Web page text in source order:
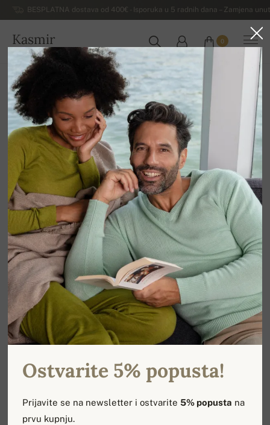
BESPLATNA dostava od 400€ - Isporuka u 5 radnih dana – Zamjena
Kasmir
HRVATSKA
0
Kuća MUŠKI DŽEMPERI
Ostvarite 5% popusta!
Prijavite se na newsletter i ostvarite5% popusta na
prvu kupnju.